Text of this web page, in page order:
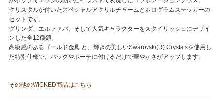
クリスタルが付いたスペシャルアクリルチャームとホログラムステッカーの
セットです。
グリンダ、エルファバ、そして人気キャラクターをスタイリッシュにデザイ
ンした全12種類。
高級感のあるゴールド金具 と、輝きの美しいSwarovski(R) Crystalsを使用し
た特別仕様で、バッグやポーチに付けるだけで華やかさがアップします。
その他のWICKED商品はこちら